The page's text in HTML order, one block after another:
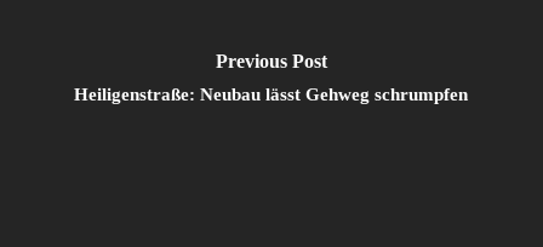
Previous Post
Heiligenstraße: Neubau lässt Gehweg schrumpfen